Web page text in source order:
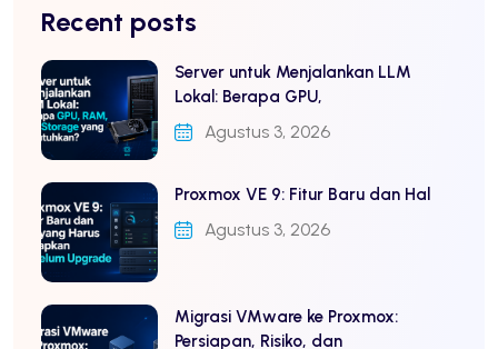
Recent posts
Server untuk Menjalankan LLM
Lokal: Berapa GPU,
Agustus 3, 2026
Proxmox VE 9: Fitur Baru dan Hal
Agustus 3, 2026
Migrasi VMware ke Proxmox:
Persiapan, Risiko, dan